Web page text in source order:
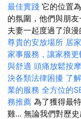
最佳實踐 它的位置
的氛圍，他們與朋
夫妻一起度過了浪漫
尊貴的安放場所 居
家事服務，讓家務更
與舒適 頭痛放鬆按摩
決各類法律困擾 了
業的服務 全方位的
務推薦 為了獲得最
雞... 無論我們對歷